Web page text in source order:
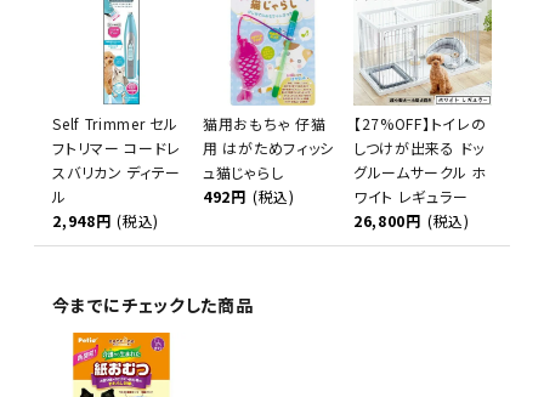
Self Trimmer セル
フトリマー コードレ
スバリカン ディテー
ル
2,948円 (税込)
猫用おもちゃ 仔猫
用 はがためフィッシ
ュ猫じゃらし
492円 (税込)
【27%OFF】トイレの
しつけが出来る ドッ
グルームサークル ホ
ワイト レギュラー
26,800円 (税込)
今までにチェックした商品